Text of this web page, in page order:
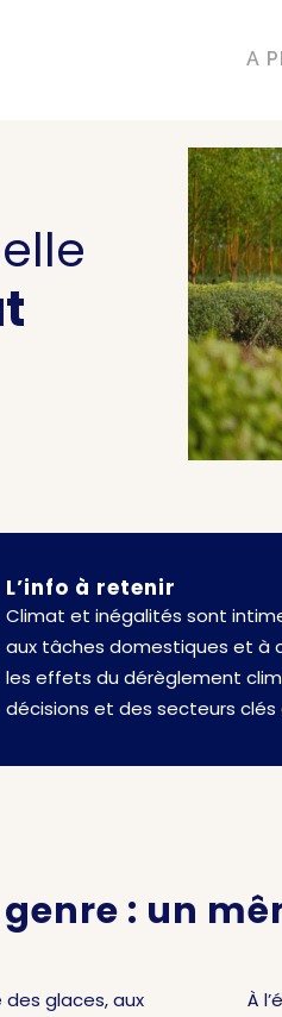
A
L’info à retenir
Climat et inégalités sont
aux tâches domestiques et à
les effets du dérèglement
décisions et des secteurs
: un
glaces, aux
À